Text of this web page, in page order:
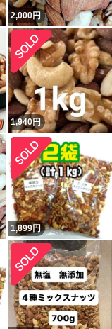
2,000円
1,940円
1,899円